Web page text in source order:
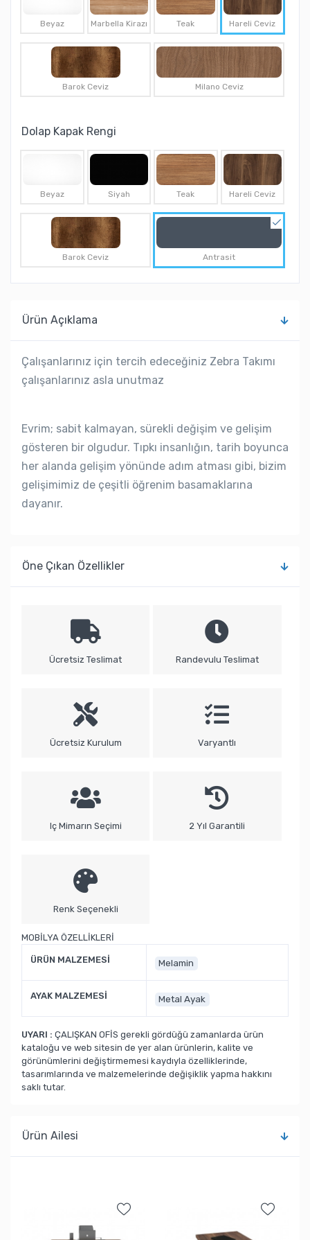
Beyaz Marbella Kirazı Teak Hareli Ceviz
Barok Ceviz Milano Ceviz
Dolap Kapak Rengi
Beyaz Siyah Teak Hareli Ceviz
Barok Ceviz Antrasit
Ürün Açıklama
Çalışanlarınız için tercih edeceğiniz Zebra Takımı
çalışanlarınız asla unutmaz
Evrim; sabit kalmayan, sürekli değişim ve gelişim
gösteren bir olgudur. Tıpkı insanlığın, tarih boyunca
her alanda gelişim yönünde adım atması gibi, bizim
gelişimimiz de çeşitli öğrenim basamaklarına
dayanır.
Öne Çıkan Özellikler
Ücretsiz Teslimat Randevulu Teslimat
Ücretsiz Kurulum Varyantlı
Iç Mimarın Seçimi 2 Yıl Garantili
Renk Seçenekli
MOBİLYA ÖZELLİKLERİ
ÜRÜN MALZEMESİ Melamin
AYAK MALZEMESİ Metal Ayak
UYARI : ÇALIŞKAN OFİS gerekli gördüğü zamanlarda ürün
kataloğu ve web sitesin de yer alan ürünlerin, kalite ve
görünümlerini değiştirmemesi kaydıyla özelliklerinde,
tasarımlarında ve malzemelerinde değişiklik yapma hakkını
saklı tutar.
Ürün Ailesi